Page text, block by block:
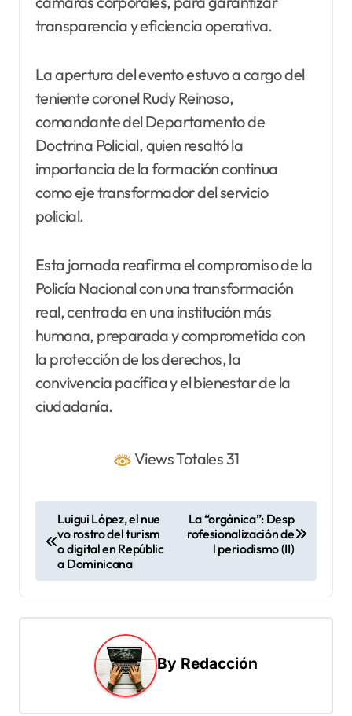
transparencia y eficiencia operativa.
La apertura del evento estuvo a cargo del
teniente coronel Rudy Reinoso,
comandante del Departamento de
Doctrina Policial, quien resaltó la
importancia de la formación continua
como eje transformador del servicio
policial.
Esta jornada reafirma el compromiso de la
Policía Nacional con una transformación
real, centrada en una institución más
humana, preparada y comprometida con
la protección de los derechos, la
convivencia pacífica y el bienestar de la
ciudadanía.
Views Totales 31
e
g
Luigui López, el nue
vo rostro del turism
o digital en Repúblic
a Dominicana
La “orgánica”: Desp
rofesionalización de
l periodismo (II)
By Redacción